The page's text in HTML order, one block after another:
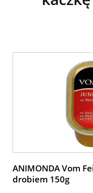
ANIMONDA Vom
drobiem 150g